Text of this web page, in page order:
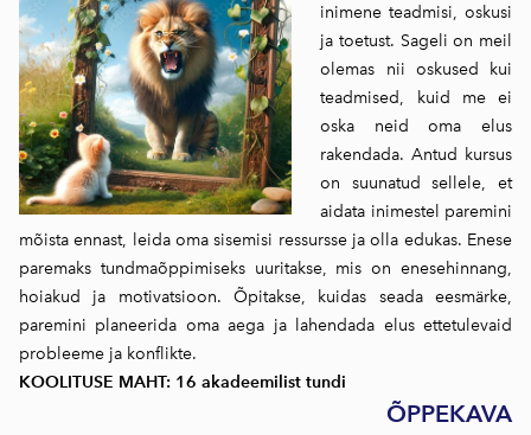
inimene teadmisi, oskusi
ja toetust. Sageli on meil
olemas nii oskused kui
teadmised, kuid me ei
oska neid oma elus
rakendada. Antud kursus
on suunatud sellele, et
aidata inimestel paremini
mõista ennast, leida oma sisemisi ressursse ja olla edukas. Enese
paremaks tundmaõppimiseks uuritakse, mis on enesehinnang,
hoiakud ja motivatsioon. Õpitakse, kuidas seada eesmärke,
paremini planeerida oma aega ja lahendada elus ettetulevaid
probleeme ja konflikte.
KOOLITUSE MAHT: 16 akadeemilist tundi
ÕPPEKAVA